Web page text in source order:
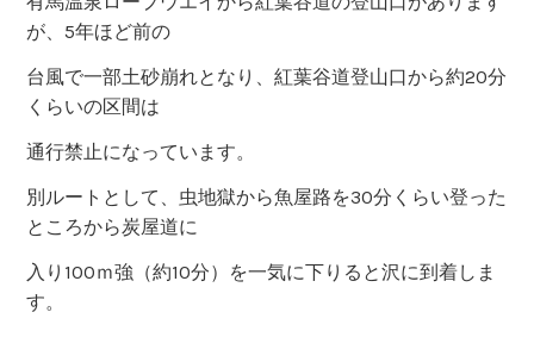
が、5年ほど前の
台風で一部土砂崩れとなり、紅葉谷道登山口から約20分
くらいの区間は
通行禁止になっています。
別ルートとして、虫地獄から魚屋路を30分くらい登った
ところから炭屋道に
入り100ｍ強（約10分）を一気に下りると沢に到着しま
す。